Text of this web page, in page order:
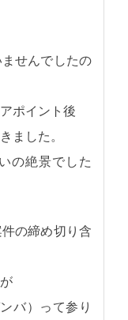
せんでしたの
ポイント後
ました。
の絶景でした
の締め切り含
バ）って参り